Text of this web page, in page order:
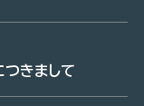
きまして